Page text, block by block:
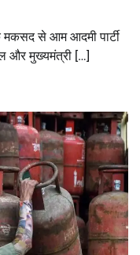
से आम आदमी पार्टी
और मुख्यमंत्री […]